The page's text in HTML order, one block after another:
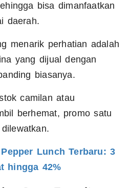
bisa dimanfaatkan
daerah.
menarik perhatian adalah
yang dijual dengan
biasanya.
camilan atau
berhemat, promo satu
Lunch Terbaru: 3
hingga 42%